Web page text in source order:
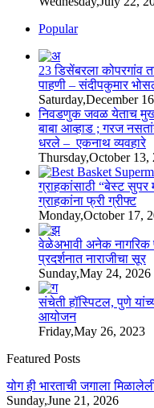
Popular
23 डिसेंबरला कोपरगांव
पाहणी – संदीपकुमार
Saturday,December
निवडणुक जवळ येताच
बाबा आव्हाड ; गरज
धरले – एकनाथ व्यवहारे
Thursday,October 13,
ग्राहकांसाठी “बेस्ट सुपर
ग्राहकांना फ्री ग्रीफ्ट
Monday,October 17,
वेळेअभावी अनेक नागरिक
प्रदर्शनात नाराजीचा सूर
Sunday,May 24, 2026
संचेती हॉस्पिटल, पुणे
आयोजन
Friday,May 26, 2023
Featured Posts
योग ही भारताची जगाला
Sunday,June 21, 2026